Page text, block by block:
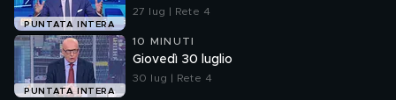
PUNTATA INTERA
27 lug | Rete 4
PUNTATA INTERA
10 MINUTI
Giovedì 30 luglio
30 lug | Rete 4